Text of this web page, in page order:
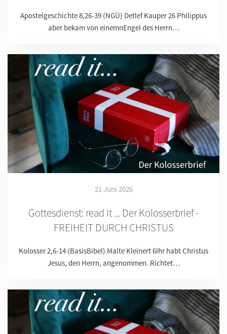
Apostelgeschichte 8,26-39 (NGÜ) Detlef Kauper 26 Philippus
aber bekam von einemnEngel des Herrn…
21 Juni 2026
Gottesdienst: read it ... Der Kolosserbrief -
FREIHEIT DURCH CHRISTUS
Kolosser 2,6-14 (BasisBibel) Malte Kleinert 6Ihr habt Christus
Jesus, den Herrn, angenommen. Richtet…